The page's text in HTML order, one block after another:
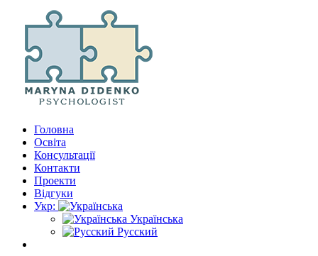
Головна
Освіта
Консультації
Контакти
Проекти
Відгуки
Укр:
Українська
Русский